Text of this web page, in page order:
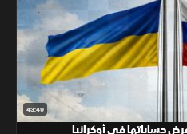
43:49
حساباتها في أوكرانيا